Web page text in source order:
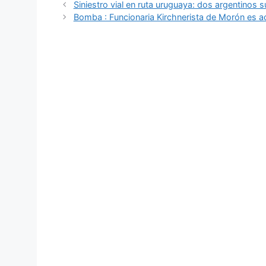
Siniestro vial en ruta uruguaya: dos argentinos
Bomba : Funcionaria Kirchnerista de Morón es